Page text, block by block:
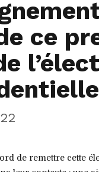
ce
de remettre cette